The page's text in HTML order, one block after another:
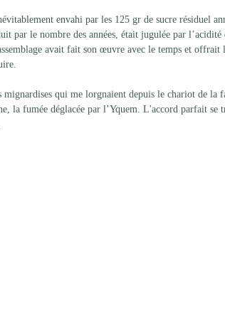
envahi par les 125 gr de sucre résiduel
par le nombre des années, était jugulée par
avait fait son œuvre avec le temps et offrait
qui me lorgnaient depuis le chariot de la
la fumée déglacée par l’Yquem. L'accord parfait se